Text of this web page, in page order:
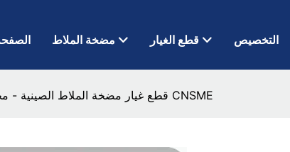
مضخة الملاط قطع الغيار التخصيص
قطع غيار مضخة الملاط الصينية - مجموعة محامل بالجملة - مضخة CNSME